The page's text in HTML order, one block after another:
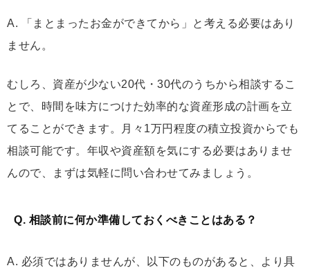
A. 「まとまったお金ができてから」と考える必要はあり
ません。
むしろ、資産が少ない20代・30代のうちから相談するこ
とで、時間を味方につけた効率的な資産形成の計画を立
てることができます。月々1万円程度の積立投資からでも
相談可能です。年収や資産額を気にする必要はありませ
んので、まずは気軽に問い合わせてみましょう。
Q. 相談前に何か準備しておくべきことはある？
A. 必須ではありませんが、以下のものがあると、より具